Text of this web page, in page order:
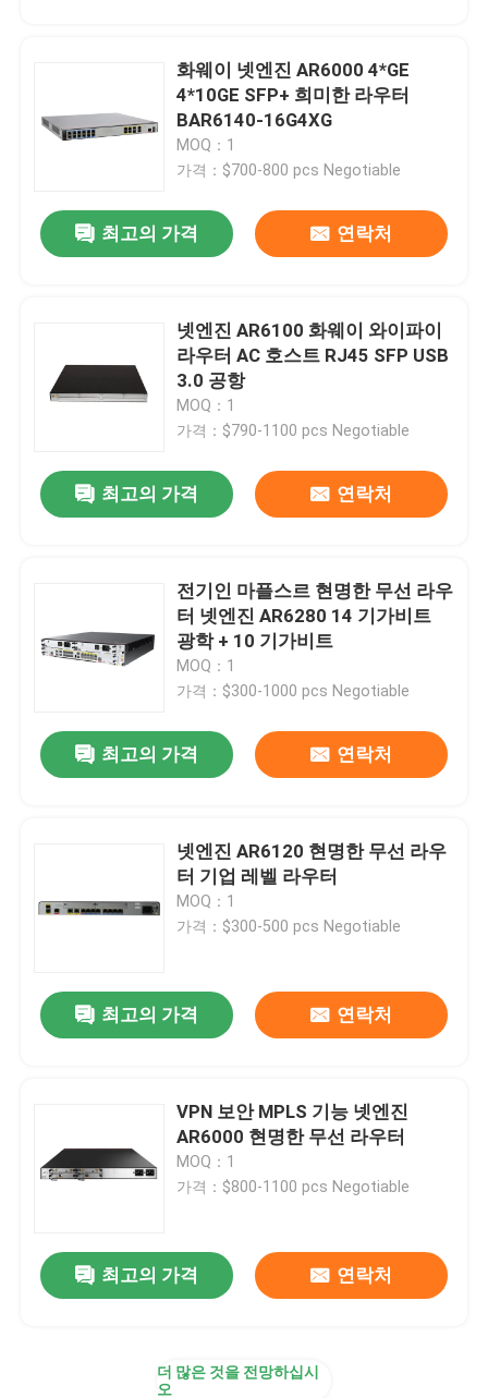
집
우리 에 관한 것
품질 관리
뉴스
사건
랙 스토리지 서버
화웨이 넷엔진 AR6000 4*GE
4*10GE SFP+ 희미한 라우터
BAR6140-16G4XG
MOQ：1
가격：$700-800 pcs Negotiable
최고의 가격 연락처
넷엔진 AR6100 화웨이 와이파이
라우터 AC 호스트 RJ45 SFP USB
3.0 공항
MOQ：1
가격：$790-1100 pcs Negotiable
최고의 가격 연락처
전기인 마플스르 현명한 무선 라우
터 넷엔진 AR6280 14 기가비트
광학 + 10 기가비트
MOQ：1
가격：$300-1000 pcs Negotiable
최고의 가격 연락처
넷엔진 AR6120 현명한 무선 라우
터 기업 레벨 라우터
MOQ：1
가격：$300-500 pcs Negotiable
최고의 가격 연락처
VPN 보안 MPLS 기능 넷엔진
AR6000 현명한 무선 라우터
MOQ：1
가격：$800-1100 pcs Negotiable
최고의 가격 연락처
더 많은 것을 전망하십시
오